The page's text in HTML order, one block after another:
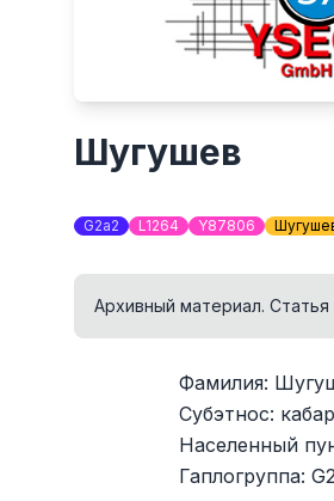
Шугушев
G2a2 L1264 Y87806
Архивный материал.
Фамилия:
Субэтнос:
Населенный
Гаплогруппа: